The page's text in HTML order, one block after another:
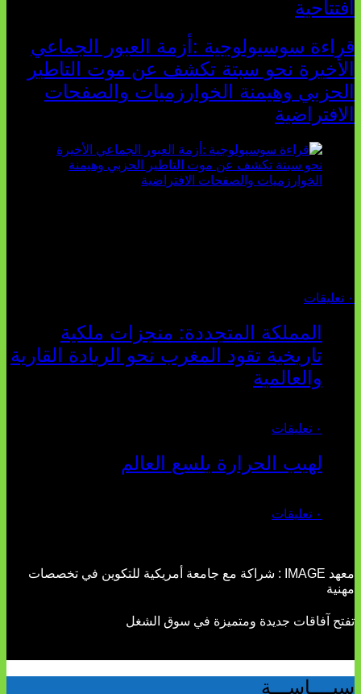
افتتاحية
قراءة سوسيولوجية :أزمة العبور الجماعي
الأخيرة نحو سبتة تكشف عن موت التاطير
الحزبي وهيمنة الخوارزميات والصفحات
الافتراضية
٠ تعليقات
المملكة المتجددة: منجزات ملكية
تاريخية تقود المغرب نحو الريادة القارية
والعالمية
٠ تعليقات
لهيب الحرارة يلسع العالم
٠ تعليقات
معهد IMAGE : شراكة مع جامعة أمريكية للتكوين في تخصصات
مهنية
تفتح آفاقات جديدة ومتميزة في سوق الشغل
سيــــاســـة